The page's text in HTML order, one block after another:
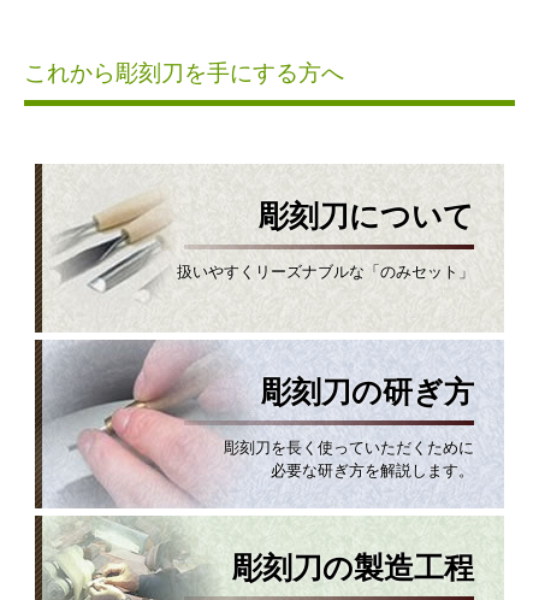
これから彫刻刀を手にする方へ
彫刻刀について
扱いやすくリーズナブルな「のみセット」
彫刻刀の研ぎ方
彫刻刀を長く使っていただくために
必要な研ぎ方を解説します。
彫刻刀の製造工程